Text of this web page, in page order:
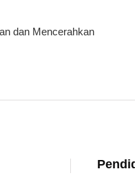
dan Mencerahkan